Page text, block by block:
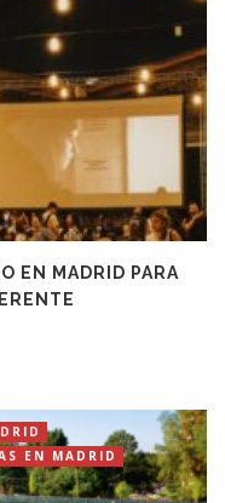
EN MADRID PARA
EN MADRID